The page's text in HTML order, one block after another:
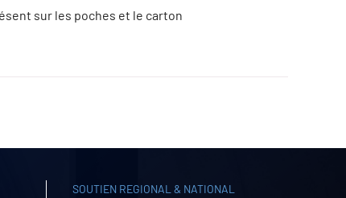
sur les poches et le carton
SOUTIEN REGIONAL & NATIONAL